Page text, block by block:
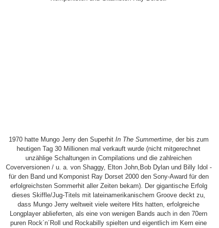
1970 hatte Mungo Jerry den Superhit In The Summertime, der bis zum
heutigen Tag 30 Millionen mal verkauft wurde (nicht mitgerechnet
unzählige Schaltungen in Compilations und die zahlreichen
Coverversionen / u. a. von Shaggy, Elton John,Bob Dylan und Billy Idol -
für den Band und Komponist Ray Dorset 2000 den Sony-Award für den
erfolgreichsten Sommerhit aller Zeiten bekam). Der gigantische Erfolg
dieses Skiffle/Jug-Titels mit lateinamerikanischem Groove deckt zu,
dass Mungo Jerry weltweit viele weitere Hits hatten, erfolgreiche
Longplayer ablieferten, als eine von wenigen Bands auch in den 70ern
puren Rock´n´Roll und Rockabilly spielten und eigentlich im Kern eine